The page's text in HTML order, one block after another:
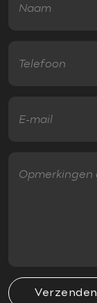
Verzenden